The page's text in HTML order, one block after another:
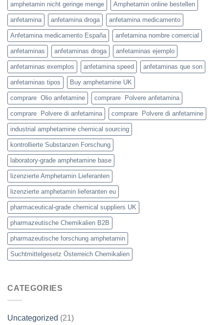
amphetamin nicht geringe menge Amphetamin online bestellen
anfetamina anfetamina droga anfetamina medicamento
Anfetamina medicamento España anfetamina nombre comercial
anfetaminas anfetaminas droga anfetaminas ejemplo
anfetaminas exemplos anfetamina speed anfetaminas que son
anfetaminas tipos Buy amphetamine UK
comprare Olio anfetamine comprare Polvere anfetamina
comprare Polvere di anfetamina comprare Polvere di anfetamine
industrial amphetamine chemical sourcing
kontrollierte Substanzen Forschung
laboratory-grade amphetamine base
lizenzierte Amphetamin Lieferanten
lizenzierte amphetamin lieferanten eu
pharmaceutical-grade chemical suppliers UK
pharmazeutische Chemikalien B2B
pharmazeutische forschung amphetamin
Suchtmittelgesetz Österreich Chemikalien
CATEGORIES
Uncategorized (21)